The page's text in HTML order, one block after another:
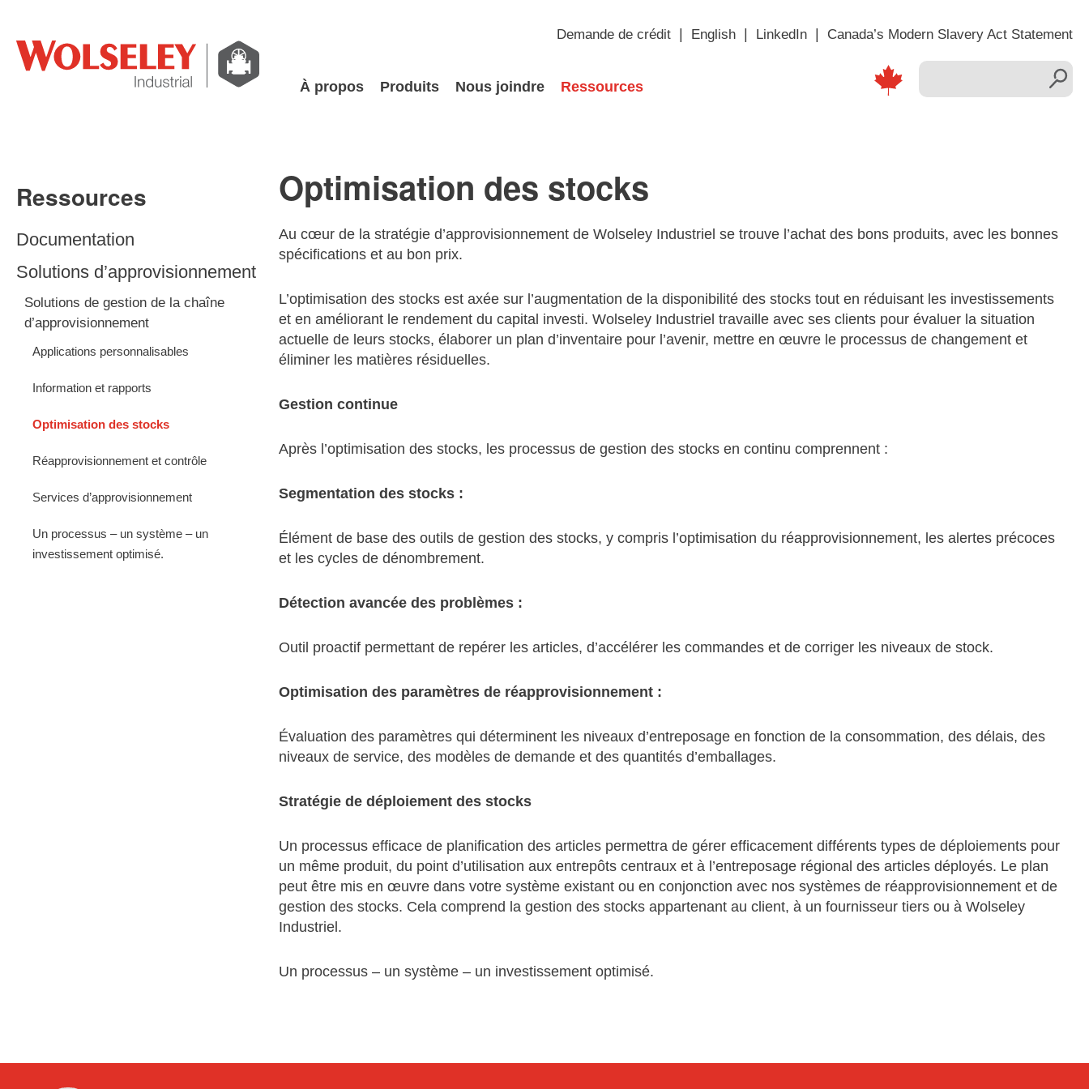
Demande de crédit English LinkedIn Canada’s Modern Slavery Act Statement
À propos Produits Nous joindre Ressources
Ressources
Documentation
Solutions d’approvisionnement
Solutions de gestion de la chaîne
d’approvisionnement
Applications personnalisables
Information et rapports
Optimisation des stocks
Réapprovisionnement et contrôle
Services d’approvisionnement
Un processus – un système – un
investissement optimisé.
Optimisation des stocks
Au cœur de la stratégie d’approvisionnement de Wolseley Industriel se trouve l’achat des bons produits, avec les bonnes
spécifications et au bon prix.
L’optimisation des stocks est axée sur l’augmentation de la disponibilité des stocks tout en réduisant les investissements
et en améliorant le rendement du capital investi. Wolseley Industriel travaille avec ses clients pour évaluer la situation
actuelle de leurs stocks, élaborer un plan d’inventaire pour l’avenir, mettre en œuvre le processus de changement et
éliminer les matières résiduelles.
Gestion continue
Après l’optimisation des stocks, les processus de gestion des stocks en continu comprennent :
Segmentation des stocks :
Élément de base des outils de gestion des stocks, y compris l’optimisation du réapprovisionnement, les alertes précoces
et les cycles de dénombrement.
Détection avancée des problèmes :
Outil proactif permettant de repérer les articles, d’accélérer les commandes et de corriger les niveaux de stock.
Optimisation des paramètres de réapprovisionnement :
Évaluation des paramètres qui déterminent les niveaux d’entreposage en fonction de la consommation, des délais, des
niveaux de service, des modèles de demande et des quantités d’emballages.
Stratégie de déploiement des stocks
Un processus efficace de planification des articles permettra de gérer efficacement différents types de déploiements pour
un même produit, du point d’utilisation aux entrepôts centraux et à l’entreposage régional des articles déployés. Le plan
peut être mis en œuvre dans votre système existant ou en conjonction avec nos systèmes de réapprovisionnement et de
gestion des stocks. Cela comprend la gestion des stocks appartenant au client, à un fournisseur tiers ou à Wolseley
Industriel.
Un processus – un système – un investissement optimisé.